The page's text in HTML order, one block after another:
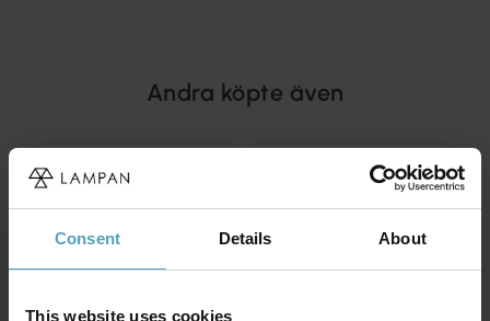
Consent Details About
This website uses cookies
Andra köpte även